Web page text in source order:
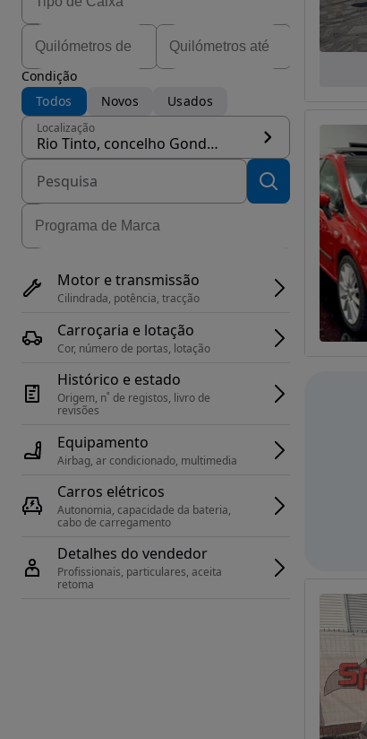
Condição
Todos
Novos Usados
Localização
Rio Tinto, concelho Gondomar
Motor e transmissão
Cilindrada, potência, tracção
Carroçaria e lotação
Cor, número de portas, lotação
Histórico e estado
Origem, n˚ de registos, livro de
revisões
Equipamento
Airbag, ar condicionado, multimedia
Carros elétricos
Autonomia, capacidade da bateria,
cabo de carregamento
Detalhes do vendedor
Profissionais, particulares, aceita
retoma